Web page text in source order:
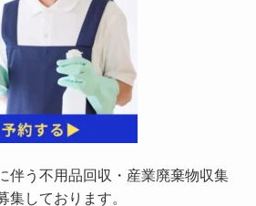
伴う不用品回収・産業廃棄物収集
集しております。